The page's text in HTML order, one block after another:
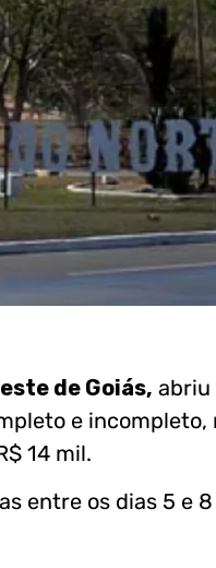
de Goiás, abriu
e
14 mil.
entre os dias 5 e